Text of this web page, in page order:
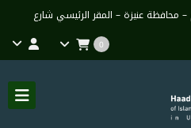
محافظة عنيزة – المقر الرئيسي شارع
0